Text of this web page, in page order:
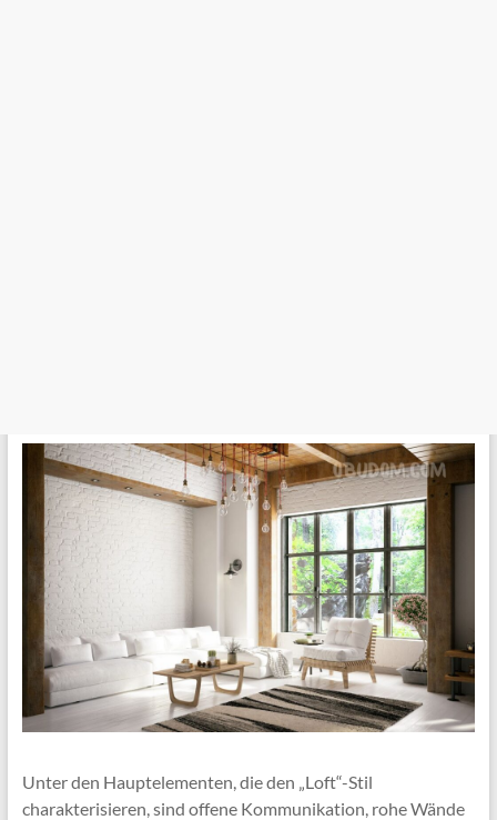
Unter den Hauptelementen, die den „Loft“-Stil
charakterisieren, sind offene Kommunikation, rohe Wände